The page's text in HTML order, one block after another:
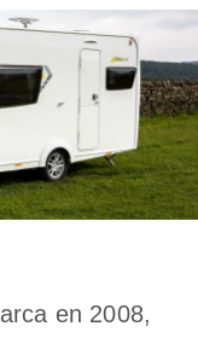
en 2008,